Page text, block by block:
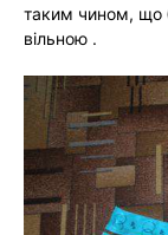
таким чином, що
вільною .